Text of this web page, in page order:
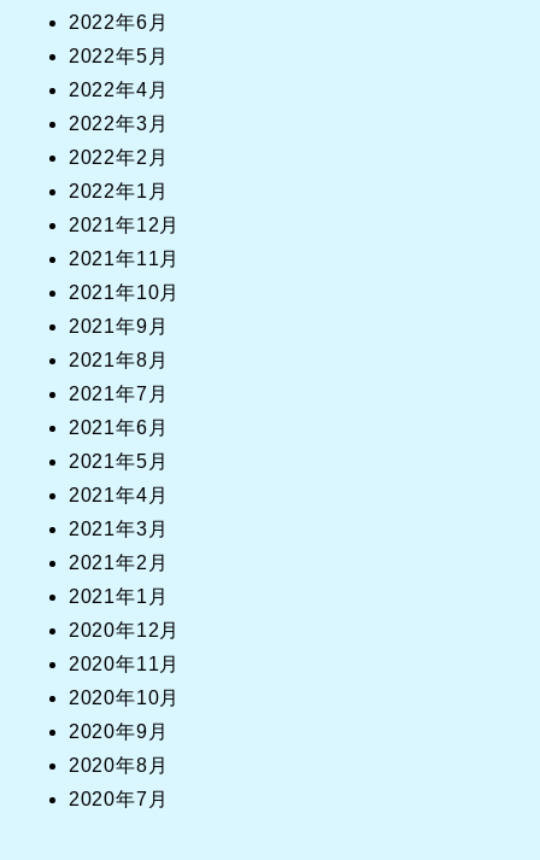
2022年6月
2022年5月
2022年4月
2022年3月
2022年2月
2022年1月
2021年12月
2021年11月
2021年10月
2021年9月
2021年8月
2021年7月
2021年6月
2021年5月
2021年4月
2021年3月
2021年2月
2021年1月
2020年12月
2020年11月
2020年10月
2020年9月
2020年8月
2020年7月